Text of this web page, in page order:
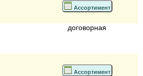
Ассортимент
договорная
Ассортимент